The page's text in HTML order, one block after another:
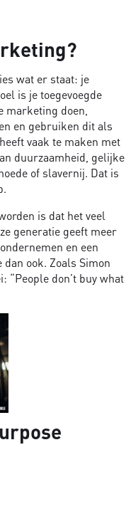
wat er staat: je
is je toegevoegde
marketing doen,
en gebruiken dit als
vaak te maken met
duurzaamheid, gelijke
of slavernij. Dat is
is dat het veel
generatie geeft meer
en een
ook. Zoals Simon
“People don’t buy what